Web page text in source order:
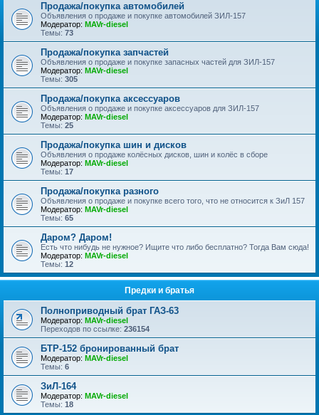
Продажа/покупка автомобилей
Объявления о продаже и покупке автомобилей ЗИЛ-157
Модератор: MAVr-diesel
Темы: 73
Продажа/покупка запчастей
Объявления о продаже и покупке запасных частей для ЗИЛ-157
Модератор: MAVr-diesel
Темы: 305
Продажа/покупка аксессуаров
Объявления о продаже и покупке аксессуаров для ЗИЛ-157
Модератор: MAVr-diesel
Темы: 25
Продажа/покупка шин и дисков
Объявления о продаже колёсных дисков, шин и колёс в сборе
Модератор: MAVr-diesel
Темы: 17
Продажа/покупка разного
Объявления о продаже и покупке всего того, что не относится к ЗиЛ 157
Модератор: MAVr-diesel
Темы: 65
Даром? Даром!
Есть что нибудь не нужное? Ищите что либо бесплатно? Тогда Вам сюда!
Модератор: MAVr-diesel
Темы: 12
Предки и братья
Полноприводный брат ГАЗ-63
Модератор: MAVr-diesel
Переходов по ссылке: 236154
БТР-152 бронированный брат
Модератор: MAVr-diesel
Темы: 6
ЗиЛ-164
Модератор: MAVr-diesel
Темы: 18